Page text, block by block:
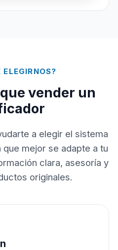
ELEGIRNOS?
vender un
a elegir el sistema
mejor se adapte a tu
clara, asesoría y
originales.